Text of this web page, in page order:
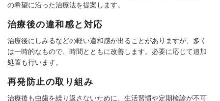
の希望に沿った治療法を提案します。
治療後の違和感と対応
治療後にしみるなどの軽い違和感が出ることがありますが、多く
は一時的なもので、時間とともに改善します。必要に応じて追加
処置も行います。
再発防止の取り組み
治療後も虫歯を繰り返さないために、生活習慣や定期検診が不可